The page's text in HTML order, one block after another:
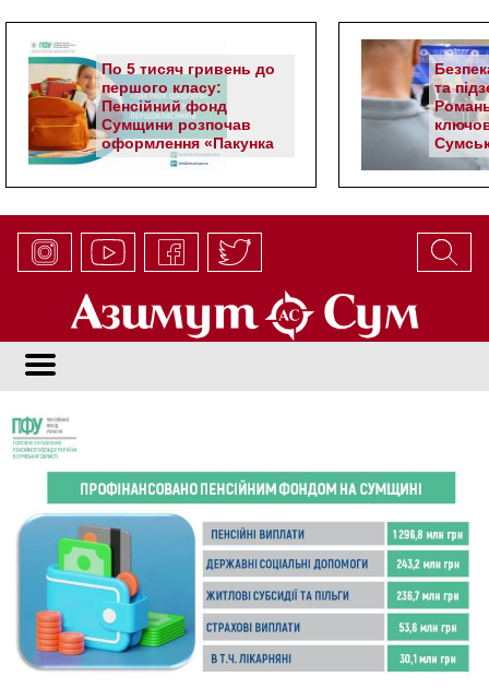
По 5 тисяч гривень до
першого класу:
Пенсійний фонд
Сумщини розпочав
оформлення «Пакунка
школяра»
та